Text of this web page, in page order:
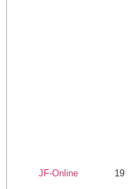
JF-Online 19